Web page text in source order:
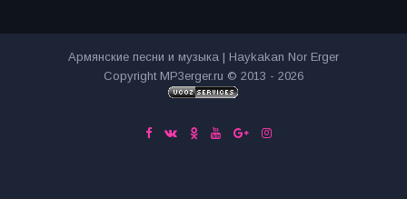
Армянские песни и музыка | Haykakan Nor Erger
Copyright MP3erger.ru © 2013 - 2026